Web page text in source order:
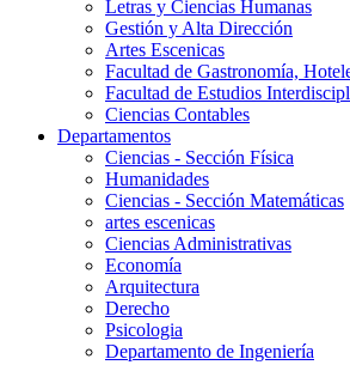
Letras y Ciencias Humanas
Gestión y Alta Dirección
Artes Escenicas
Facultad de Gastronomía,
Facultad de Estudios
Ciencias Contables
Departamentos
Ciencias - Sección Física
Humanidades
Ciencias - Sección Matemáticas
artes escenicas
Ciencias Administrativas
Economía
Arquitectura
Derecho
Psicologia
Departamento de Ingeniería